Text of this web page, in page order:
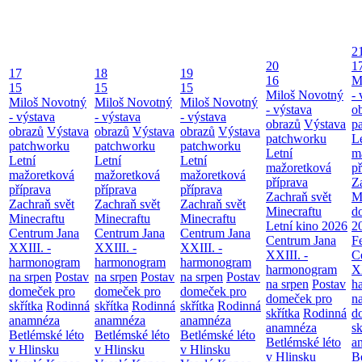
17
15
Miloš Novotný
- výstava
obrazů Výstava
patchworku
Letní
mažoretková
příprava
Zachraň svět
Minecraftu
Centrum Jana
XXIII. -
harmonogram
na srpen Postav
domeček pro
skřítka Rodinná
anamnéza
Betlémské léto
v Hlinsku
18
15
Miloš Novotný
- výstava
obrazů Výstava
patchworku
Letní
mažoretková
příprava
Zachraň svět
Minecraftu
Centrum Jana
XXIII. -
harmonogram
na srpen Postav
domeček pro
skřítka Rodinná
anamnéza
Betlémské léto
v Hlinsku
19
15
Miloš Novotný
- výstava
obrazů Výstava
patchworku
Letní
mažoretková
příprava
Zachraň svět
Minecraftu
Centrum Jana
XXIII. -
harmonogram
na srpen Postav
domeček pro
skřítka Rodinná
anamnéza
Betlémské léto
v Hlinsku
20
16
Miloš Novotný
- výstava
obrazů Výstava
patchworku
Letní
mažoretková
příprava
Zachraň svět
Minecraftu
Letní kino 2026
Centrum Jana
XXIII. -
harmonogram
na srpen Postav
domeček pro
skřítka Rodinná
anamnéza
Betlémské léto
v Hlinsku
-